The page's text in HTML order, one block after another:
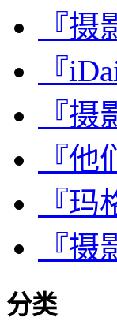
『
『
『
『
『
『
分类